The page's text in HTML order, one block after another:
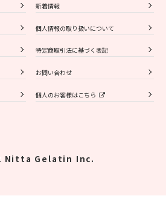
新着情報
個人情報の取り扱いについて
特定商取引法に基づく表記
お問い合わせ
個人のお客様はこちら
Nitta Gelatin Inc.